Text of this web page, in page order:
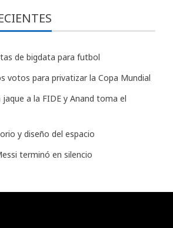
de bigdata para futbol
votos para privatizar la Copa Mundial
a la FIDE y Anand toma el
y diseño del espacio
terminó en silencio